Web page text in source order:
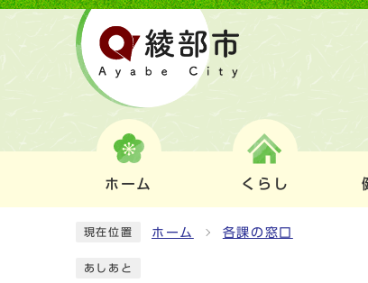
ホーム くらし
現在位置 ホーム 各課の窓口
あしあと